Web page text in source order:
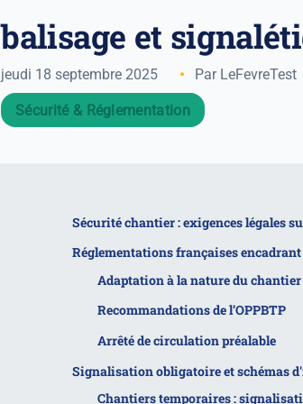
balisage et
jeudi 18 septembre 2025 Par LeFevreTest
Sécurité & Réglementation
Sécurité chantier : exigences légales
Réglementations françaises
Adaptation à la nature du chantier
Recommandations de l’OPPBTP
Arrêté de circulation préalable
Signalisation obligatoire et schémas
Chantiers temporaires :